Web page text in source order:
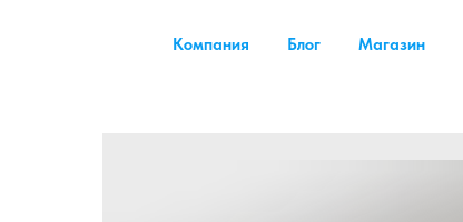
Компания Блог Магазин